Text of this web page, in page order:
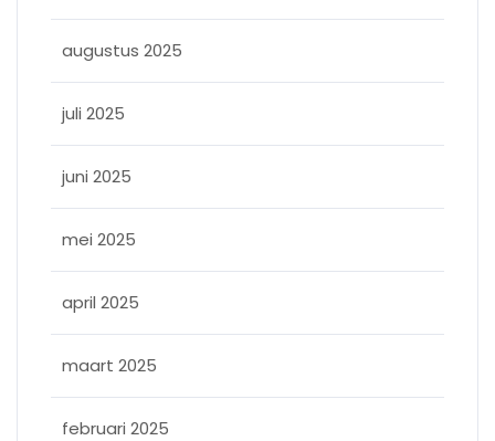
augustus 2025
juli 2025
juni 2025
mei 2025
april 2025
maart 2025
februari 2025